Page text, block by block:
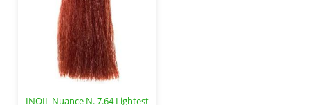
INOIL Nuance N. 7.64 Lightest